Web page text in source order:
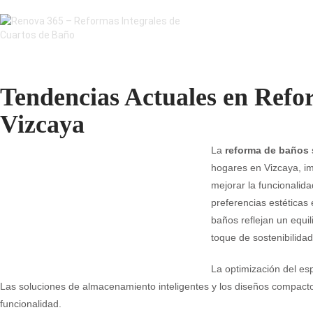
Tendencias Actuales en
Vizcaya
La reforma de baños
hogares en Vizcaya,
mejorar la
preferencias estéticas
baños reflejan un
toque de
La optimización del
Las soluciones de almacenamiento inteligentes y los diseños
funcionalidad.